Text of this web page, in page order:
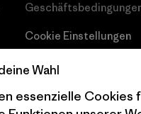
Cookie Einstellungen
Karriere
Pressekontakt
Wahl
essenzielle Cookies